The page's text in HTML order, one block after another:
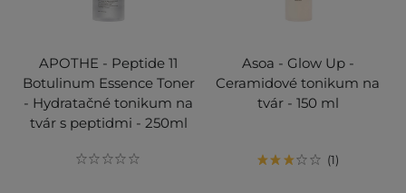
APOTHE - Peptide 11
Botulinum Essence Toner
- Hydratačné tonikum na
tvár s peptidmi - 250ml
Asoa - Glow Up -
Ceramidové tonikum na
tvár - 150 ml
1